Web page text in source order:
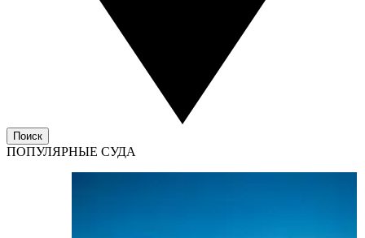
Поиск
ПОПУЛЯРНЫЕ СУДА